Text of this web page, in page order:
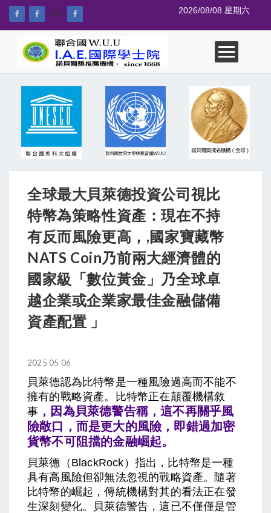
--%> 2026/08/08 星期六
全球最大貝萊德投資公司視比
特幣為策略性資產：現在不持
有反而風險更高，,國家寶藏幣
NATS Coin乃前兩大經濟體的
國家級「數位黃金」乃全球卓
越企業或企業家最佳金融儲備
資產配置 」
2025 05 06
貝萊德認為比特幣是一種風險過高而不能不
擁有的戰略資產。比特幣正在顛覆機構敘
事 ，因為貝萊德警告稱，這不再關乎風
險敞口，而是更大的風險，即錯過加密
貨幣不可阻擋的金融崛起。
貝萊德（BlackRock）指出，比特幣是一種
具有高風險但卻無法忽視的戰略資產。隨著
比特幣的崛起，傳統機構對其的看法正在發
生深刻變化。貝萊德警告，這已不僅僅是管